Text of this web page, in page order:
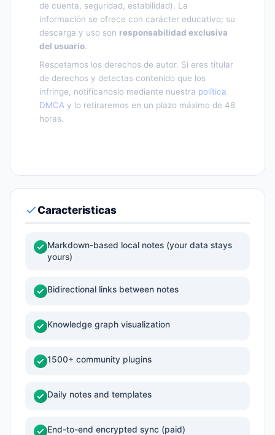
de cuenta, seguridad, estabilidad). La
información se ofrece con carácter educativo; su
descarga y uso son responsabilidad exclusiva
del usuario.
Respetamos los derechos de autor. Si eres titular
de derechos y detectas contenido que los
infringe, notifícanoslo mediante nuestra política
DMCA y lo retiraremos en un plazo máximo de 48
horas.
Caracteristicas
Markdown-based local notes (your data stays
yours)
Bidirectional links between notes
Knowledge graph visualization
1500+ community plugins
Daily notes and templates
End-to-end encrypted sync (paid)